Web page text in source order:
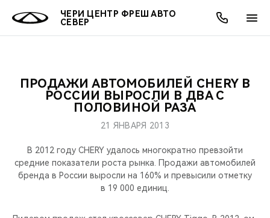
ЧЕРИ ЦЕНТР ФРЕШ АВТО
СЕВЕР
МОДЕЛИ
КРОССОВЕРЫ
ПОКУПАТЕЛЯМ
КРЕДИТ И СТРАХОВАНИЕ
ВЛАДЕЛЬЦАМ
ЗАПЧАСТИ И АКСЕССУАРЫ
ПОДДЕРЖКА
МИР CHERY
О БРЕНДЕ
CHERY В СОЦСЕТЯХ
АКЦИИ
ОНЛАЙН СЕРВИСЫ
КРЕДИТ
О КОМПАНИИ
МЫ В СОЦСЕТЯХ
ПРОДАЖИ АВТОМОБИЛЕЙ CHERY В
РОССИИ ВЫРОСЛИ В ДВА С
ПОЛОВИНОЙ РАЗА
21 ЯНВАРЯ 2013
В 2012 году CHERY удалось многократно превзойти
средние показатели роста рынка. Продажи автомобилей
бренда в России выросли на 160% и превысили отметку
в 19 000 единиц.